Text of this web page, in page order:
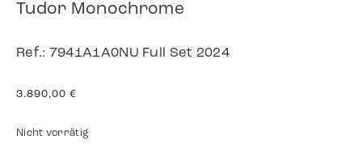
Tudor Monochrome
Ref.: 7941A1A0NU Full Set 2024
3.890,00 €
Nicht vorrätig